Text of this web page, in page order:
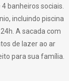
banheiros sociais.
incluindo piscina
A sacada com
de lazer ao ar
para sua família.